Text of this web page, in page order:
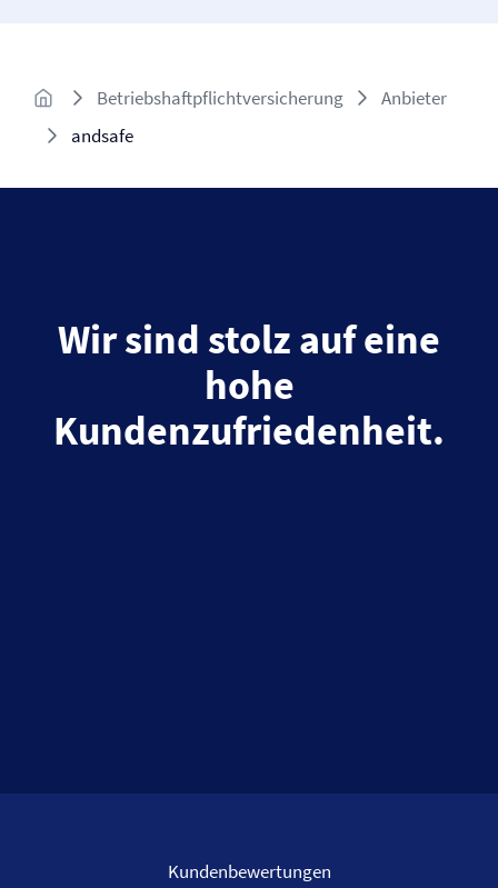
Betriebshaftpflichtversicherung
Anbieter
andsafe
Wir sind stolz auf eine
hohe
Kundenzufriedenheit.
Kundenbewertungen